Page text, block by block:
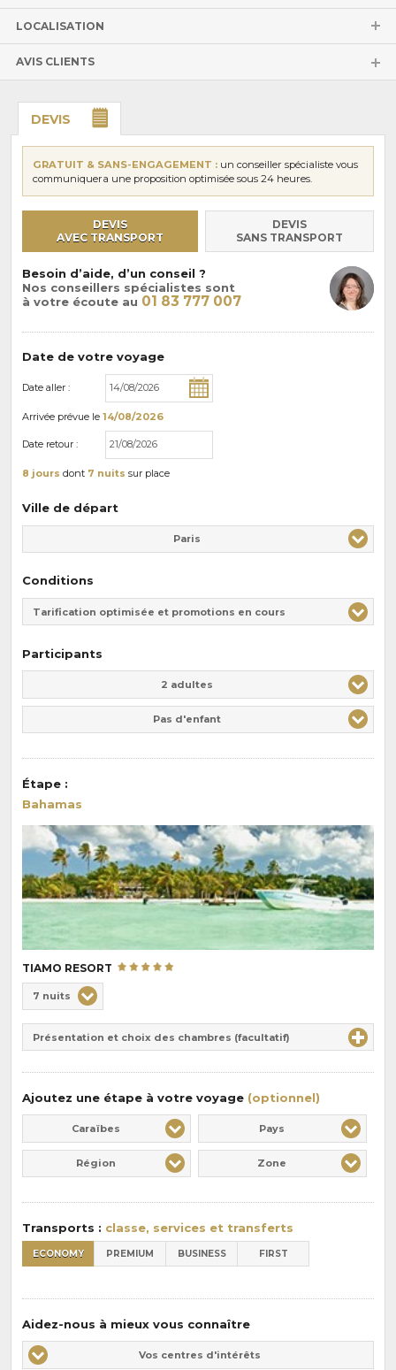
LOCALISATION
AVIS CLIENTS
DEVIS
GRATUIT & SANS-ENGAGEMENT : un conseiller spécialiste vous
communiquera une proposition optimisée sous 24 heures.
DEVIS
AVEC TRANSPORT
DEVIS
SANS TRANSPORT
Besoin d’aide, d’un conseil ?
Nos conseillers spécialistes sont
à votre écoute au 01 83 777 007
Date de votre voyage
Date aller :
Arrivée prévue le 14/08/2026
Date retour :
8 jours dont 7 nuits sur place
Ville de départ
Paris
Conditions
Tarification optimisée et promotions en cours
Participants
2 adultes
Pas d'enfant
Étape :
Bahamas
TIAMO RESORT
de
pension
:
Durée
7 nuits
Présentation et choix des chambres (facultatif)
Ajoutez une étape à votre voyage (optionnel)
Caraïbes Pays
Région Zone
Transports : classe, services et transferts
ECONOMY PREMIUM BUSINESS FIRST
Aidez-nous à mieux vous connaître
Vos
Vos centres d'intérêts